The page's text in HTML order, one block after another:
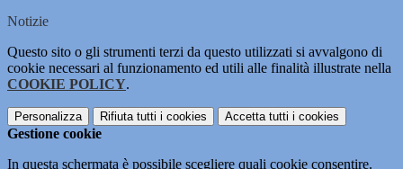
Notizie
Questo sito o gli strumenti terzi da questo utilizzati si avvalgono di
cookie necessari al funzionamento ed utili alle finalità illustrate nella
COOKIE POLICY.
Personalizza Rifiuta tutti i cookies Accetta tutti i cookies
Gestione cookie
In questa schermata è possibile scegliere quali cookie consentire.